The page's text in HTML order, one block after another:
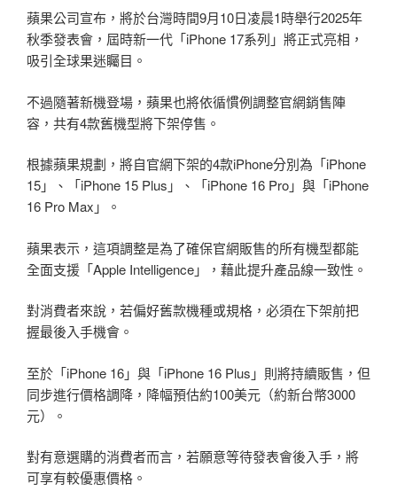
蘋果公司宣布，將於台灣時間9月10日凌晨1時舉行2025年
秋季發表會，屆時新一代「iPhone 17系列」將正式亮相，
吸引全球果迷矚目。
不過隨著新機登場，蘋果也將依循慣例調整官網銷售陣
容，共有4款舊機型將下架停售。
根據蘋果規劃，將自官網下架的4款iPhone分別為「iPhone
15」、「iPhone 15 Plus」、「iPhone 16 Pro」與「iPhone
16 Pro Max」。
蘋果表示，這項調整是為了確保官網販售的所有機型都能
全面支援「Apple Intelligence」，藉此提升產品線一致性。
對消費者來說，若偏好舊款機種或規格，必須在下架前把
握最後入手機會。
至於「iPhone 16」與「iPhone 16 Plus」則將持續販售，但
同步進行價格調降，降幅預估約100美元（約新台幣3000
元）。
對有意選購的消費者而言，若願意等待發表會後入手，將
可享有較優惠價格。